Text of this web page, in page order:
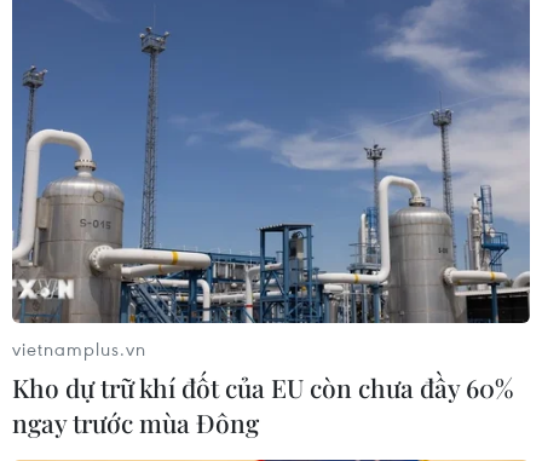
vietnamplus.vn
Kho dự trữ khí đốt của EU còn chưa đầy 60%
ngay trước mùa Đông